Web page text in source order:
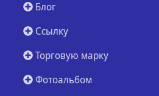
Блог
Ссылку
Торговую марку
Фотоальбом